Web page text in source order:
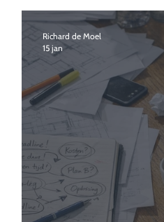
Richard de Moel
15 jan